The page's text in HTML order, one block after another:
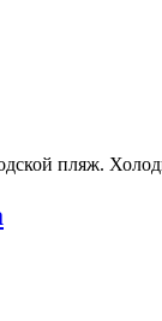
пляж.